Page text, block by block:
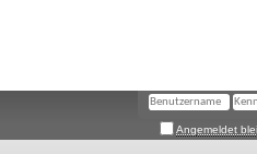
Angemeldet